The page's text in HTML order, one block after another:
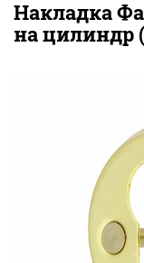
Накладка
на цилиндр